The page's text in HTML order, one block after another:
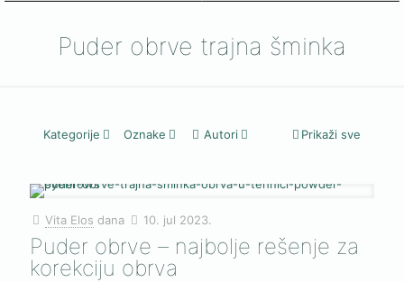
Puder obrve trajna šminka
Kategorije Oznake Autori Prikaži sve
Vita Elos dana 10. jul 2023.
Puder obrve – najbolje rešenje za
korekciju obrva